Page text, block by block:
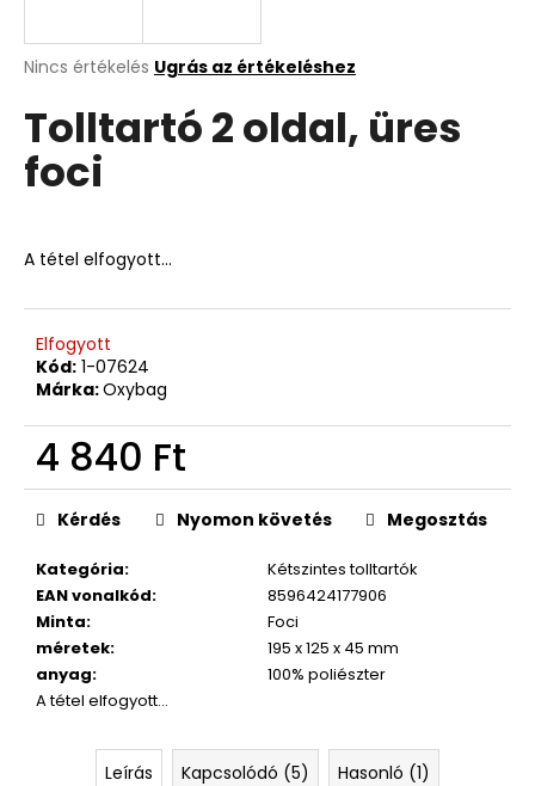
A
átlagos
értékelése
5-
ből
Nincs értékelés Ugrás az értékeléshez
Tolltartó 2 oldal, üres
foci
A tétel elfogyott…
Elfogyott
Kód: 1-07624
Márka:Oxybag
4 840 Ft
Egységár:
Kategória:
Kétszintes tolltartók
EAN vonalkód:
8596424177906
Minta:
Foci
méretek:
195 x 125 x 45 mm
anyag:
100% poliészter
A tétel elfogyott…
Kérdés Nyomon követés Megosztás
Leírás Kapcsolódó (5)
Hasonló (1)
A
á
n
l
k
RÉSZES
SZETT
OXY
FUNNY
BOY
305
Ft